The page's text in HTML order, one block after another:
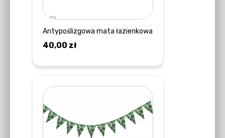
Antypoślizgowa mata łazienkowa
40,00 zł